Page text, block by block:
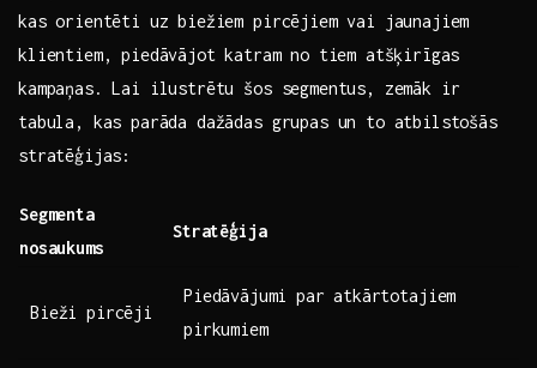
kas orientēti uz biežiem pircējiem vai jaunajiem
klientiem, piedāvājot katram no ⁢tiem atšķirīgas⁢
kampaņas. Lai ilustrētu šos segmentus, zemāk ​ir
tabula, kas‍ parāda dažādas grupas un to atbilstošās
stratēģijas:
Segmenta
nosaukums
Stratēģija
Bieži pircēji
Piedāvājumi par ⁤atkārtotajiem
pirkumiem